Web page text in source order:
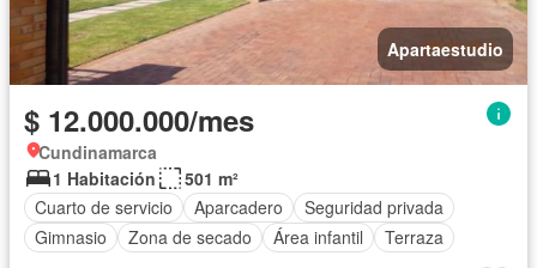
Apartaestudio
$ 12.000.000/mes
Cundinamarca
1 Habitación
501 m²
Cuarto de servicio
Aparcadero
Seguridad privada
Gimnasio
Zona de secado Área infantil Terraza